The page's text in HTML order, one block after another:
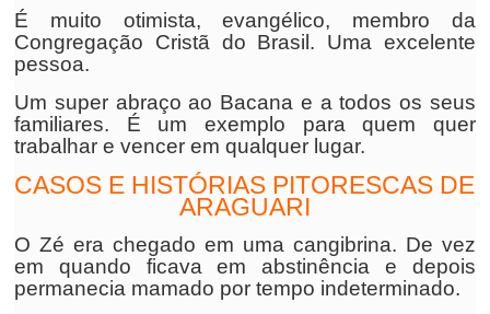
É muito otimista, evangélico, membro da
Congregação Cristã do Brasil. Uma excelente
pessoa.
Um super abraço ao Bacana e a todos os seus
familiares. É um exemplo para quem quer
trabalhar e vencer em qualquer lugar.
CASOS E HISTÓRIAS PITORESCAS DE
ARAGUARI
O Zé era chegado em uma cangibrina. De vez
em quando ficava em abstinência e depois
permanecia mamado por tempo indeterminado.